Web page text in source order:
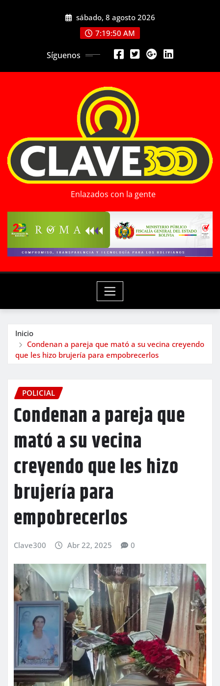
sábado, 8 agosto 2026
7:19:52 AM
Síguenos
Enlazados con la gente
Inicio
Condenan a pareja que mató a su vecina creyendo
que les hizo brujería para empobrecerlos
POLICIAL
Condenan a pareja que
mató a su vecina
creyendo que les hizo
brujería para
empobrecerlos
Clave300 Abr 22, 2025 0